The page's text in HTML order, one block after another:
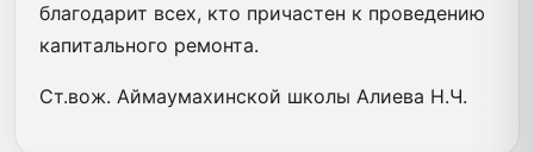
благодарит всех, кто причастен к проведению
капитального ремонта.
Ст.вож. Аймаумахинской школы Алиева Н.Ч.